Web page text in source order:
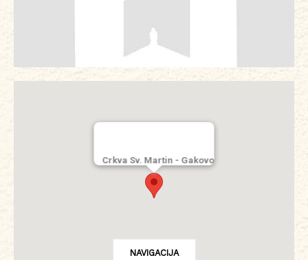
Crkva Sv. Martin - Gakovo
NAVIGACIJA